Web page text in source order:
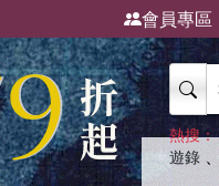
會員專區
熱搜：
遊錄 、